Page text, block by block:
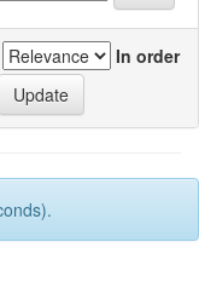
In order